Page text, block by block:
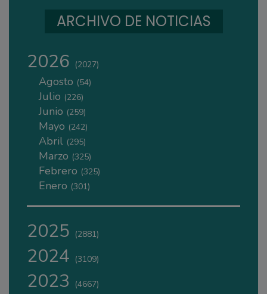
ARCHIVO DE NOTICIAS
2026 (2027)
Agosto (54)
Julio (226)
Junio (259)
Mayo (242)
Abril (295)
Marzo (325)
Febrero (325)
Enero (301)
2025 (2881)
2024 (3109)
2023 (4667)